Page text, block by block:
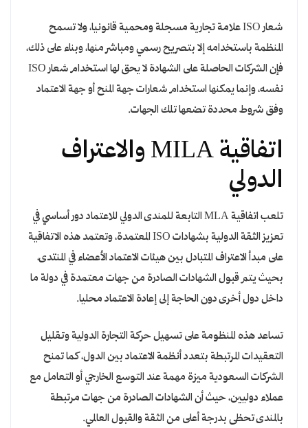
شعار ISO علامة تجارية مسجلة ومحمية قانونيا، ولا تسمح
المنظمة باستخدامه إلا بتصريح رسمي ومباشر منها، وبناء على ذلك،
فإن الشركات الحاصلة على الشهادة لا يحق لها استخدام شعار ISO
نفسه، وإنما يمكنها استخدام شعارات جهة المنح أو جهة الاعتماد
وفق شروط محددة تضعها تلك الجهات.
اتفاقية MILA والاعتراف
الدولي
تلعب اتفاقية MLA التابعة للمندى الدولي للاعتماد دور أساسي في
تعزيز الثقة الدولية بشهادات ISO المعتمدة، وتعتمد هذه الاتفاقية
على مبدأ الاعتراف المتبادل بين هيئات الاعتماد الأعضاء في المنتدى،
بحيث يتم قبول الشهادات الصادرة من جهات معتمدة في دولة ما
داخل دول أخرى دون الحاجة إلى إعادة الاعتماد محليا.
تساعد هذه المنظومة على تسهيل حركة التجارة الدولية وتقليل
التعقيدات المرتبطة بتعدد أنظمة الاعتماد بين الدول، كما تمنح
الشركات السعودية ميزة مهمة عند التوسع الخارجي أو التعامل مع
عملاء دوليين، حيث أن الشهادات الصادرة من جهات مرتبطة
بالمندى تحظى بدرجة أعلى من الثقة والقبول العالمي.